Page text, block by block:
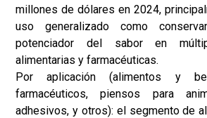
millones de dólares en 2024,
uso generalizado como
potenciador del sabor en
alimentarias y farmacéuticas.
Por aplicación (alimentos y
farmacéuticos, piensos para
adhesivos, y otros): el segmento de